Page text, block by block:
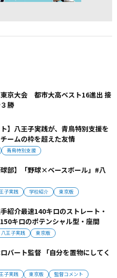
東京大会 都市大高ベスト16進出 接
勝
ト】八王子実践が、青鳥特別支援を
ームの枠を超えた友情
青鳥特別支援
部】「野球×ベースボール」#八
子実践 学校紹介 東京版
介最速140キロのストレート・
キロのポテンシャル型・座間
八王子実践 東京版
バート監督 「自分を置物にしてく
子実践 東京版 監督コメント